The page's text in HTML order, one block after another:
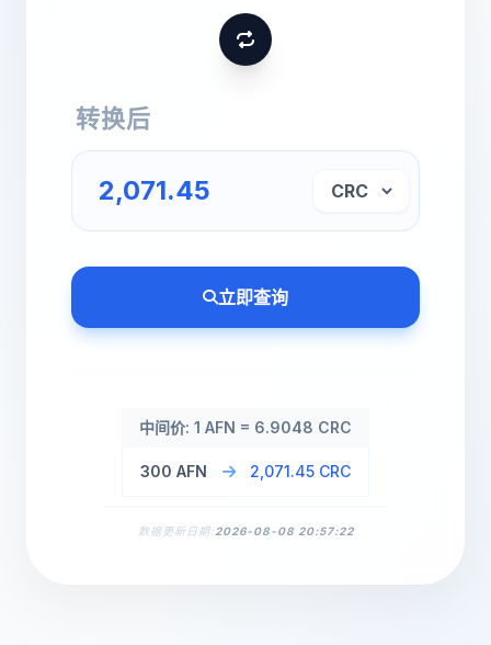
转换后
立即查询
中间价: 1 AFN = 6.9048 CRC
300 AFN 2,071.45 CRC
数据更新日期:2026-08-08 20:57:22